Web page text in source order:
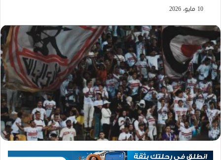
10 مايو، 2026